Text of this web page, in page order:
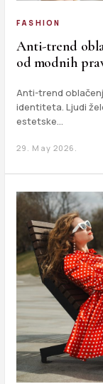
FASHION
Anti-trend
od modnih
Anti-trend
identiteta. Ljudi
estetske…
29. May 2026.